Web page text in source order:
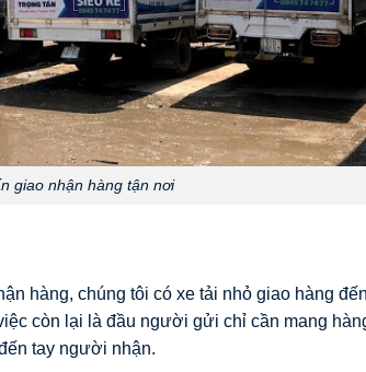
giao nhận hàng tận nơi
hàng, chúng tôi có xe tải nhỏ giao hàng
còn lại là đầu người gửi chỉ cần mang
tay người nhận.